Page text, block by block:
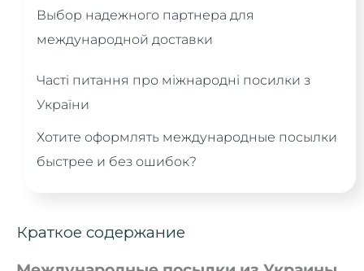
Выбор надежного партнера для
международной доставки
Часті питання про міжнародні посилки з
України
Хотите оформлять международные посылки
быстрее и без ошибок?
Краткое содержание